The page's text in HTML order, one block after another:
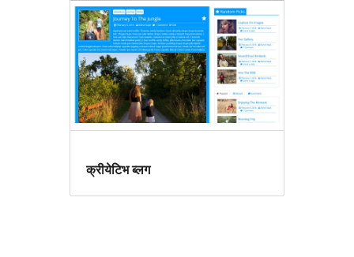
क्रीयेटिभ ब्लग